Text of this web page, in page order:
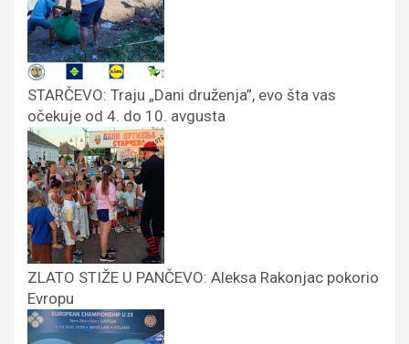
STARČEVO: Traju „Dani druženja”, evo šta vas
očekuje od 4. do 10. avgusta
ZLATO STIŽE U PANČEVO: Aleksa Rakonjac pokorio
Evropu